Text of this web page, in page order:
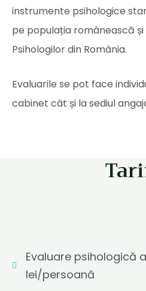
instrumente psihologice
pe populația românească
Psihologilor din România.
Evaluarile se pot face
cabinet cât și la sediul
Evaluare psihologică
lei/persoană